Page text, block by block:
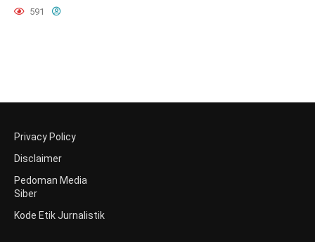
591
Privacy Policy
Disclaimer
Pedoman Media
Siber
Kode Etik Jurnalistik